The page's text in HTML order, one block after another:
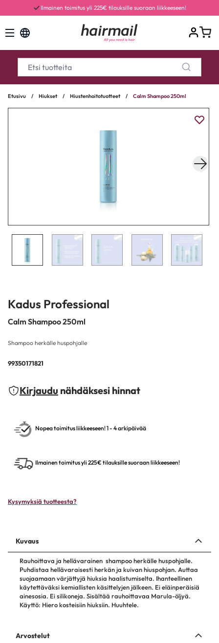
Ilmainen toimitus yli 225€ tilauksille suoraan liikkeeseen!
Etusivu / Hiukset / Hiustenhoitotuotteet / Calm Shampoo 250ml
Kadus Professional
Calm Shampoo 250ml
Shampoo herkälle huspohjalle
99350171821
Kirjaudu nähdäksesi hinnat
Nopea toimitus liikkeeseen! 1 - 4 arkipäivää
Ilmainen toimitus yli 225€ tilauksille suoraan liikkeeseen!
Kysymyksiä tuotteesta?
Kuvaus
Rauhoittava ja hellävarainen shampoo herkälle huspohjalle.
Puhdistaa hellävaraisesti herkän ja kuivan hiuspohjan. Auttaa
suojaamaan värjättyjä hiuksia haalistumiselta. Ihanteellinen
käytettäväksi kemiallisten käsittelyjen jälkeen. Ei eläinperäisiä
ainesosia. Ei silikoneja. Sisältää rauhoittavaa Marula-öljyä.
Käyttö: Hiero kosteisiin hiuksiin. Huuhtele.
Arvostelut